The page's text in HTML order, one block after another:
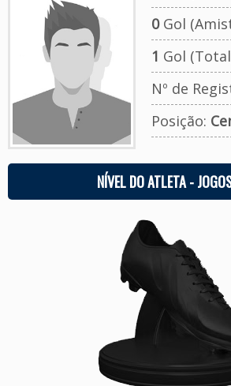
0Gol
1 Gol
Nº de
Posição:
NÍVEL DO ATLETA -